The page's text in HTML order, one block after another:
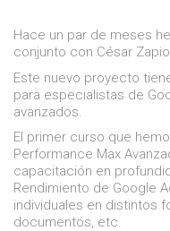
Hace un par de meses
conjunto con César
Este nuevo proyecto
para especialistas de
avanzados.
El primer curso que
Performance Max
capacitación en
Rendimiento de Google
individuales en distintos
documentos, etc.